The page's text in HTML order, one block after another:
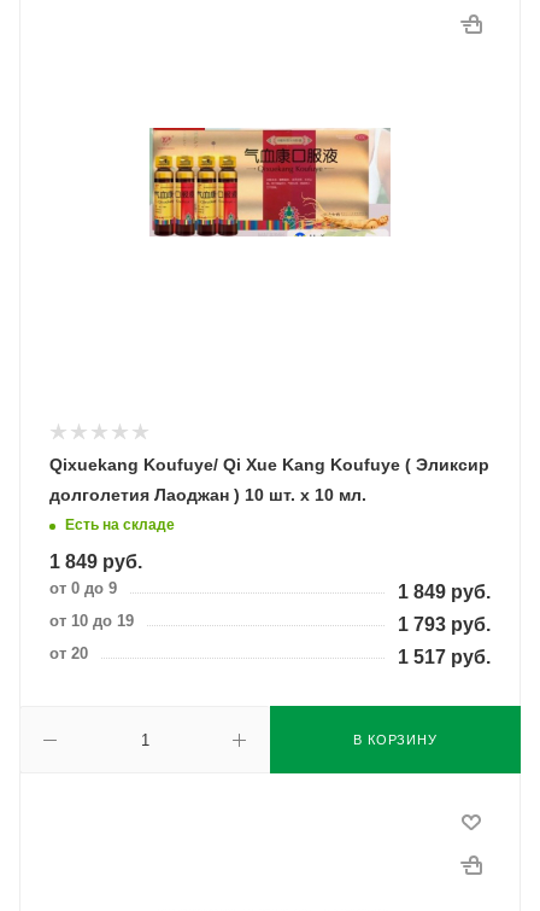
Qixuekang Koufuye/ Qi Xue Kang Koufuye ( Эликсир
долголетия Лаоджан ) 10 шт. х 10 мл.
Есть на складе
1 849 руб.
от 0 до 9 1 849 руб.
от 10 до 19 1 793 руб.
от 20 1 517 руб.
В КОРЗИНУ